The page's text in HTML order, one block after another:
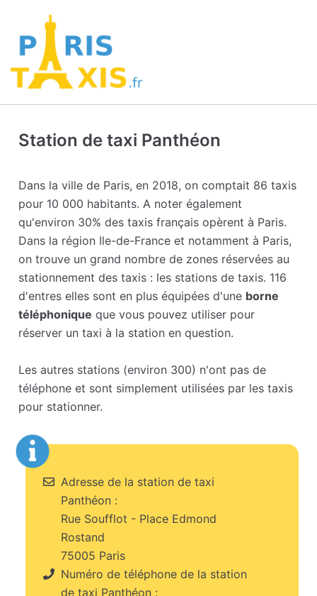
Station de taxi Panthéon
Dans la ville de Paris, en 2018, on comptait 86 taxis
pour 10 000 habitants. A noter également
qu'environ 30% des taxis français opèrent à Paris.
Dans la région Ile-de-France et notamment à Paris,
on trouve un grand nombre de zones réservées au
stationnement des taxis : les stations de taxis. 116
d'entres elles sont en plus équipées d'une borne
téléphonique que vous pouvez utiliser pour
réserver un taxi à la station en question.
Les autres stations (environ 300) n'ont pas de
téléphone et sont simplement utilisées par les taxis
pour stationner.
Adresse de la station de taxi
Panthéon :
Rue Soufflot - Place Edmond
Rostand
75005 Paris
Numéro de téléphone de la station
de taxi Panthéon :